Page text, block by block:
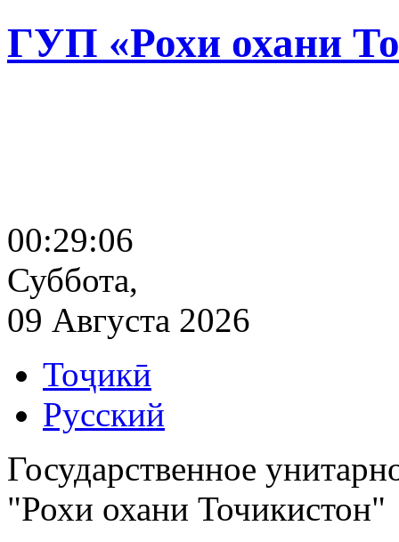
ГУП «Рохи охани
00:29:07
Суббота,
09 Августа 2026
Тоҷикӣ
Русский
Государственное
"Рохи охани Точикистон"